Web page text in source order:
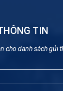
TIN
cho danh sách gửi